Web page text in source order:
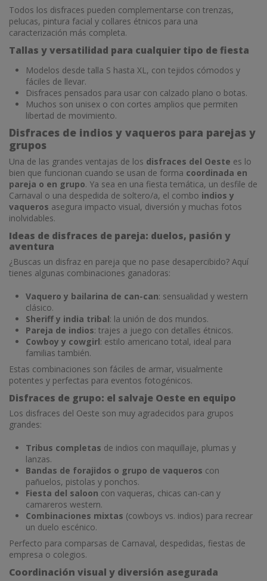
Todos los disfraces pueden complementarse con trenzas,
pelucas, pintura facial y collares étnicos para una
caracterización más completa.
Tallas y versatilidad para cualquier tipo de fiesta
Modelos desde talla S hasta XL, con tejidos cómodos y
fáciles de llevar.
Disfraces pensados para usar con calzado plano o botas.
Muchos son unisex o con cortes amplios que permiten
libertad de movimiento.
Disfraces de indios y vaqueros para parejas y
grupos
Una de las grandes ventajas de los disfraces del Oeste es lo
bien que funcionan cuando se usan de forma coordinada en
pareja o en grupo. Ya sea en una fiesta temática, un desfile de
Carnaval o una despedida de soltero/a, el combo indios y
vaqueros asegura impacto visual, diversión y muchas fotos
inolvidables.
Ideas de disfraces de pareja: duelos, pasión y
aventura
¿Buscas un disfraz en pareja que no pase desapercibido? Aquí
tienes algunas combinaciones ganadoras:
Vaquero y bailarina de can-can: sensualidad y western
clásico.
Sheriff y india tribal: la unión de dos mundos.
Pareja de indios: trajes a juego con detalles étnicos.
Cowboy y cowgirl: estilo americano total, ideal para
familias también.
Estas combinaciones son fáciles de armar, visualmente
potentes y perfectas para eventos fotogénicos.
Disfraces de grupo: el salvaje Oeste en equipo
Los disfraces del Oeste son muy agradecidos para grupos
grandes:
Tribus completas de indios con maquillaje, plumas y
lanzas.
Bandas de forajidos o grupo de vaqueros con
pañuelos, pistolas y ponchos.
Fiesta del saloon con vaqueras, chicas can-can y
camareros western.
Combinaciones mixtas (cowboys vs. indios) para recrear
un duelo escénico.
Perfecto para comparsas de Carnaval, despedidas, fiestas de
empresa o colegios.
Coordinación visual y diversión asegurada